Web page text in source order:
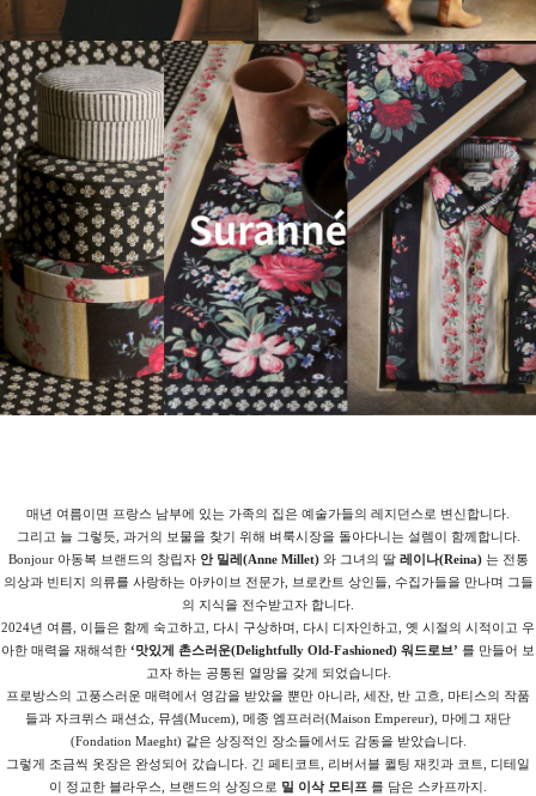
매년 여름이면 프랑스 남부에 있는 가족의 집은 예술가들의 레지던스로 변신합니다.
그리고 늘 그렇듯, 과거의 보물을 찾기 위해 벼룩시장을 돌아다니는 설렘이 함께합니다.
Bonjour 아동복 브랜드의 창립자 안 밀레(Anne Millet)와 그녀의 딸 레이나(Reina)는 전통
의상과 빈티지 의류를 사랑하는 아카이브 전문가, 브로칸트 상인들, 수집가들을 만나며 그들
의 지식을 전수받고자 합니다.
2024년 여름, 이들은 함께 숙고하고, 다시 구상하며, 다시 디자인하고, 옛 시절의 시적이고 우
아한 매력을 재해석한 ‘맛있게 촌스러운(Delightfully Old-Fashioned) 워드로브’ 를 만들어 보
고자 하는 공통된 열망을 갖게 되었습니다.
프로방스의 고풍스러운 매력에서 영감을 받았을 뿐만 아니라, 세잔, 반 고흐, 마티스의 작품
들과 자크뮈스 패션쇼, 뮤셈(Mucem), 메종 엠프러러(Maison Empereur), 마에그 재단
(Fondation Maeght) 같은 상징적인 장소들에서도 감동을 받았습니다.
그렇게 조금씩 옷장은 완성되어 갔습니다. 긴 페티코트, 리버서블 퀼팅 재킷과 코트, 디테일
이 정교한 블라우스, 브랜드의 상징으로 밀 이삭 모티프 를 담은 스카프까지.